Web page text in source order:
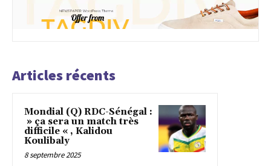
Articles récents
Mondial (Q) RDC-Sénégal :
» ça sera un match très
difficile « , Kalidou
Koulibaly
8 septembre 2025